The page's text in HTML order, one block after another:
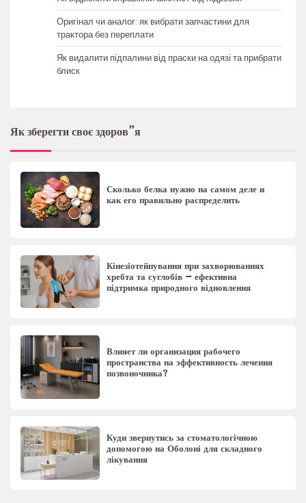
Оригінал чи аналог: як вибрати запчастини для
трактора без переплати
Як видалити підпалини від праски на одязі та прибрати
блиск
Як зберегти своє здоров”я
Сколько белка нужно на самом деле и
как его правильно распределить
Кінезіотейпування при захворюваннях
хребта та суглобів – ефективна
підтримка природного відновлення
Влияет ли организация рабочего
пространства на эффективность лечения
позвоночника?
Куди звернутись за стоматологічною
допомогою на Оболоні для складного
лікування